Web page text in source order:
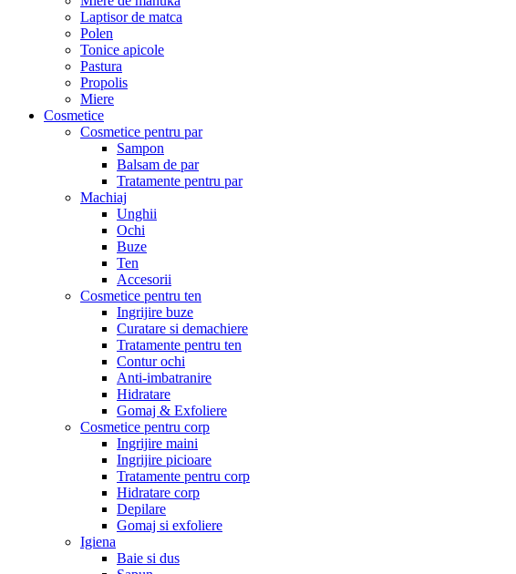
Laptisor de matca
Polen
Tonice apicole
Pastura
Propolis
Miere
Cosmetice
Cosmetice pentru par
Sampon
Balsam de par
Tratamente pentru par
Machiaj
Unghii
Ochi
Buze
Ten
Accesorii
Cosmetice pentru ten
Ingrijire buze
Curatare si demachiere
Tratamente pentru ten
Contur ochi
Anti-imbatranire
Hidratare
Gomaj & Exfoliere
Cosmetice pentru corp
Ingrijire maini
Ingrijire picioare
Tratamente pentru corp
Hidratare corp
Depilare
Gomaj si exfoliere
Igiena
Baie si dus